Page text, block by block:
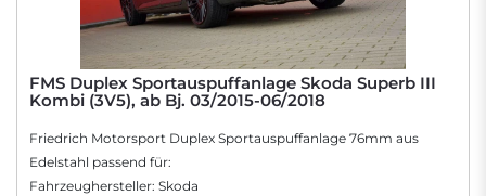
FMS Duplex Sportauspuffanlage Skoda Superb III
Kombi (3V5), ab Bj. 03/2015-06/2018
Friedrich Motorsport Duplex Sportauspuffanlage 76mm aus
Edelstahl passend für:
Fahrzeughersteller: Skoda